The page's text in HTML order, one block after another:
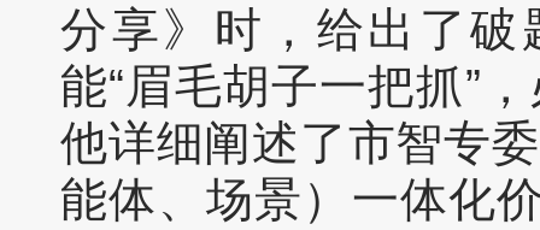
分享》时，给出了
能“眉毛胡子一把抓”
他详细阐述了市智专
能体、场景）一体化